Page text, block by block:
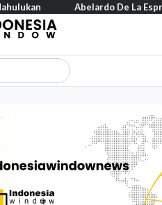
Abelardo De La Espriella